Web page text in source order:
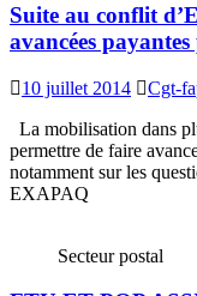
Suite au conflit
avancées
10 juillet 2014 Cgt-
La mobilisation dans
permettre de faire
notamment sur les
EXAPAQ
Secteur postal